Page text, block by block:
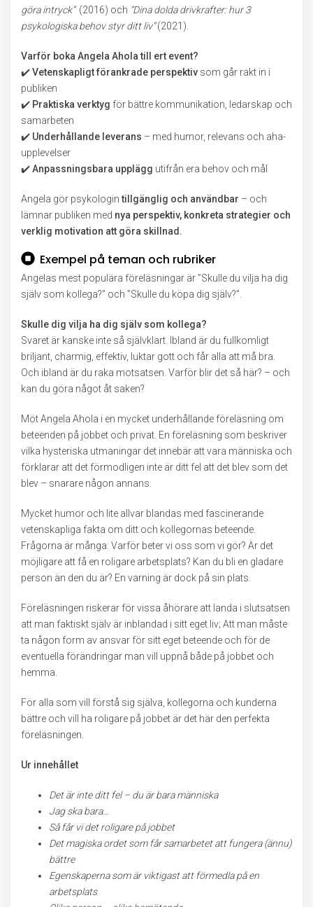
göra intryck” (2016) och ”Dina dolda drivkrafter: hur 3
psykologiska behov styr ditt liv”(2021).
Varför boka Angela Ahola till ert event?
✔️Vetenskapligt förankrade perspektiv som går rakt in i
publiken
✔️ Praktiska verktyg för bättre kommunikation, ledarskap och
samarbeten
✔️ Underhållande leverans – med humor, relevans och aha-
upplevelser
✔️Anpassningsbara upplägg utifrån era behov och mål
Angela gör psykologintillgänglig och användbar – och
lämnar publiken med nya perspektiv, konkreta strategier och
verklig motivation att göra skillnad.
Exempel på teman och rubriker
Angelas mest populära föreläsningar är ”Skulle du vilja ha dig
själv som kollega?” och ”Skulle du köpa dig själv?”.
Skulle dig vilja ha dig själv som kollega?
Svaret är kanske inte så självklart. Ibland är du fullkomligt
briljant, charmig, effektiv, luktar gott och får alla att må bra.
Och ibland är du raka motsatsen. Varför blir det så här? – och
kan du göra något åt saken?
Möt Angela Ahola i en mycket underhållande föreläsning om
beteenden på jobbet och privat. En föreläsning som beskriver
vilka hysteriska utmaningar det innebär att vara människa och
förklarar att det förmodligen inte är ditt fel att det blev som det
blev – snarare någon annans.
Mycket humor och lite allvar blandas med fascinerande
vetenskapliga fakta om ditt och kollegornas beteende.
Frågorna är många: Varför beter vi oss som vi gör? Är det
möjligare att få en roligare arbetsplats? Kan du bli en gladare
person än den du är? En varning är dock på sin plats.
Föreläsningen riskerar för vissa åhörare att landa i slutsatsen
att man faktiskt själv är inblandad i sitt eget liv; Att man måste
ta någon form av ansvar för sitt eget beteende och för de
eventuella förändringar man vill uppnå både på jobbet och
hemma.
För alla som vill förstå sig själva, kollegorna och kunderna
bättre och vill ha roligare på jobbet är det här den perfekta
föreläsningen.
Ur innehållet
Det är inte ditt fel – du är bara människa
Jag ska bara…
Så får vi det roligare på jobbet
Det magiska ordet som får samarbetet att fungera (ännu)
bättre
Egenskaperna som är viktigast att förmedla på en
arbetsplats